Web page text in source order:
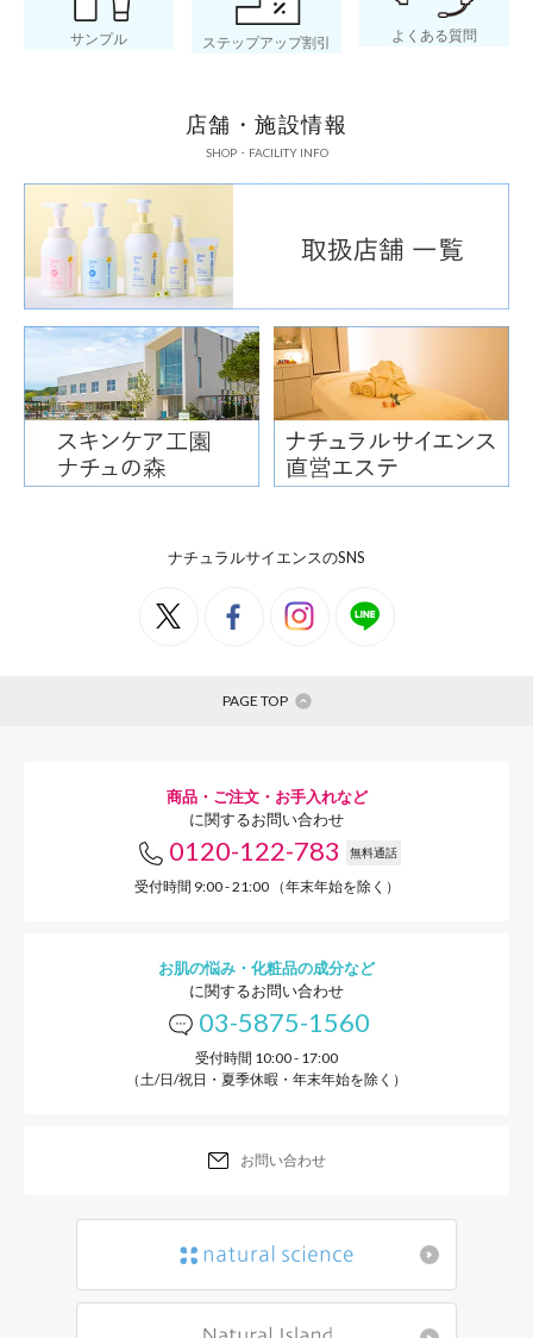
サンプル ステップアップ割引 よくある質問
店舗・施設情報
SHOP・FACILITY INFO
ナチュラルサイエンスのSNS
PAGE TOP
商品・ご注文・お手入れなど
に関するお問い合わせ
0120-122-783 無料通話
受付時間 9:00 - 21:00 （年末年始を除く）
お肌の悩み・化粧品の成分など
に関するお問い合わせ
03-5875-1560
受付時間 10:00 - 17:00
（土/日/祝日・夏季休暇・年末年始を除く）
お問い合わせ